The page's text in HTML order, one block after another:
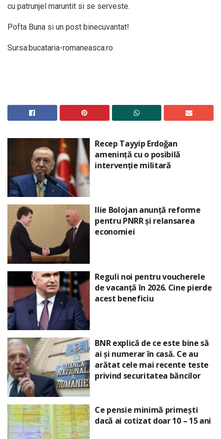
cu patrunjel maruntit si se serveste.
Pofta Buna si un post binecuvantat!
Sursa:bucataria-romaneasca.ro
Recep Tayyip Erdoğan
amenință cu o posibilă
intervenție militară
Ilie Bolojan anunță reforme
pentru PNRR și relansarea
economiei
Reguli noi pentru voucherele
de vacanță în 2026. Cine pierde
acest beneficiu
BNR explică de ce este bine să
ai și numerar în casă. Ce au
arătat cele mai recente teste
privind securitatea băncilor
Ce pensie minimă primești
dacă ai cotizat doar 10 – 15 ani